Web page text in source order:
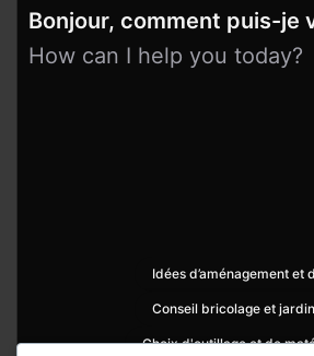
Bonjour, comment puis-je
How can I help you today?
Idées d’aménagement et
Conseil bricolage et
Choix d'outillage et de